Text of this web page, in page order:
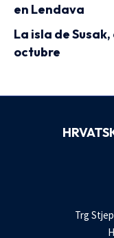
en Lendava
La isla de
octubre
Trg